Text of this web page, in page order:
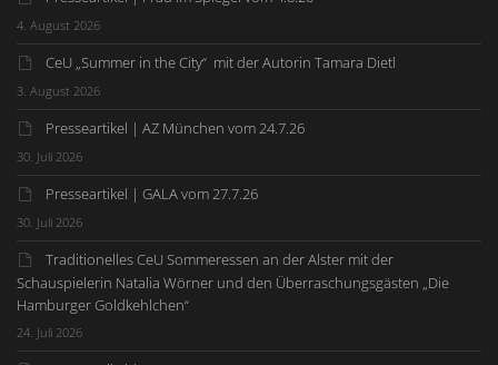
4. August 2026
CeU „Summer in the City“ mit der Autorin Tamara Dietl
3. August 2026
Presseartikel | AZ München vom 24.7.26
30. Juli 2026
Presseartikel | GALA vom 27.7.26
30. Juli 2026
Traditionelles CeU Sommeressen an der Alster mit der
Schauspielerin Natalia Wörner und den Überraschungsgästen „Die
Hamburger Goldkehlchen“
24. Juli 2026